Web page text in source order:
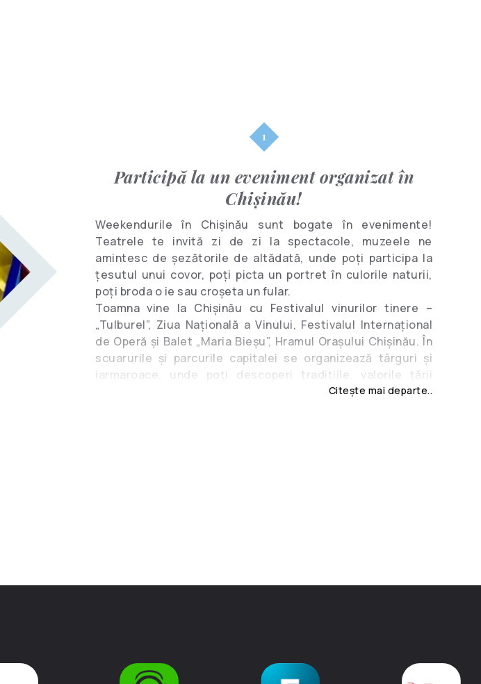
Participă la un eveniment organizat în
Chişinău!
Weekendurile în Chișinău sunt bogate în evenimente!
Teatrele te invită zi de zi la spectacole, muzeele ne
amintesc de șezătorile de altădată, unde poți participa la
ţesutul unui covor, poți picta un portret în culorile naturii,
poți broda o ie sau croșeta un fular.
Toamna vine la Chişinău cu Festivalul vinurilor tinere –
„Tulburel”, Ziua Națională a Vinului, Festivalul Internațional
de Operă şi Balet „Maria Bieșu”, Hramul Orașului Chișinău. În
scuarurile şi parcurile capitalei se organizează târguri și
iarmaroace, unde poţi descoperi tradițiile, valorile țării
noastre şi poți admira opere de artă valoroase realizate
Citește mai departe..